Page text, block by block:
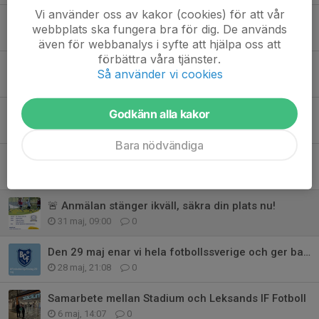
Varmt tack! ⚽️
1 jul, 10:56 0
Tyvärr ingen mer fotografering!
25 jun, 10:28 0
Tack Dala Energi! 💛💙
17 jun, 17:17 0
🚨 Anmälan stänger ikväll, säkra din plats nu!
31 maj, 09:00 0
Den 29 maj enar vi hela fotbollssverige och ger barncancer en match igen!
28 maj, 21:08 0
Samarbete mellan Stadium och Leksands IF Fotboll
6 maj, 14:07 0
Vi använder oss av kakor (cookies) för att vår
webbplats ska fungera bra för dig. De används
även för webbanalys i syfte att hjälpa oss att
förbättra våra tjänster.
Så använder vi cookies
Godkänn alla kakor
Bara nödvändiga